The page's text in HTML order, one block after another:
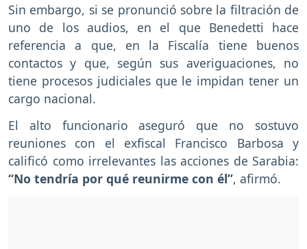
Sin embargo, si se pronunció sobre la filtración de
uno de los audios, en el que Benedetti hace
referencia a que, en la Fiscalía tiene buenos
contactos y que, según sus averiguaciones, no
tiene procesos judiciales que le impidan tener un
cargo nacional.
El alto funcionario aseguró que no sostuvo
reuniones con el exfiscal Francisco Barbosa y
calificó como irrelevantes las acciones de Sarabia:
“No tendría por qué reunirme con él”, afirmó.